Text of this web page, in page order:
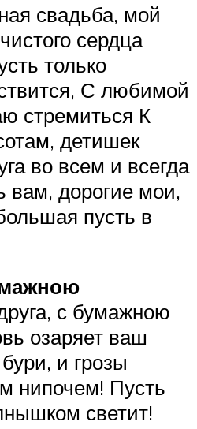
свадьба, мой
сердца
только
С любимой
стремиться К
детишек
во всем и всегда
вам, дорогие мои,
пусть в
с бумажною
озаряет ваш
и грозы
нипочем! Пусть
светит!